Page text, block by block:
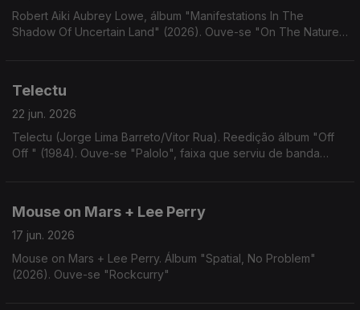
Robert Aiki Aubrey Lowe, álbum "Manifestations In The
Shadow Of Uncertain Land" (2026). Ouve-se "On The Nature
Telectu
22 jun. 2026
Telectu (Jorge Lima Barreto/Vitor Rua). Reedição álbum "Off
Off " (1984). Ouve-se "Palolo", faixa que serviu de banda
Mouse on Mars + Lee Perry
17 jun. 2026
Mouse on Mars + Lee Perry. Álbum "Spatial, No Problem"
(2026). Ouve-se "Rockcurry"